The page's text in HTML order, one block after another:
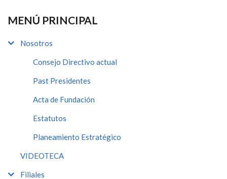
MENÚ PRINCIPAL
Nosotros
Consejo Directivo actual
Past Presidentes
Acta de Fundación
Estatutos
Planeamiento Estratégico
VIDEOTECA
Filiales